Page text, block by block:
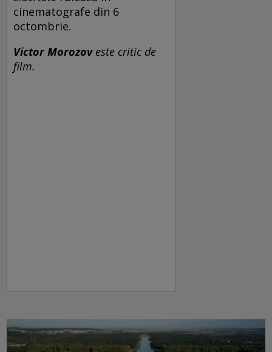
cinematografe din 6
octombrie.
Victor Morozoveste critic de
film.